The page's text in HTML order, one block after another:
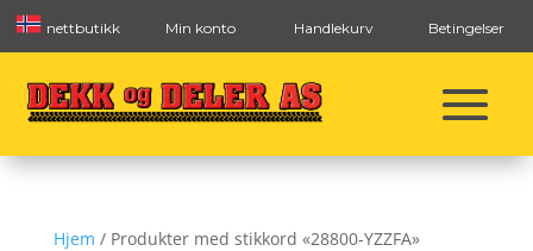
nettbutikk Min konto Handlekurv Betingelser
Hjem / Produkter med stikkord «28800-YZZFA»